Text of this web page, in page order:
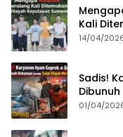
Kali
14/04/
Sadis!
01/04/